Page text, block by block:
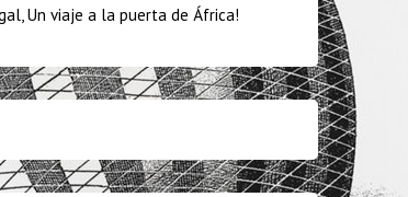
Un viaje a la puerta de África!